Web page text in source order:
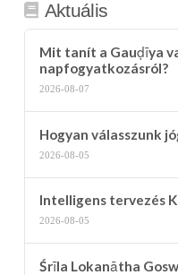
Aktuális
Mit tanít a Gauḍīya
napfogyatkozásról?
2026-08-07
Hogyan válasszunk
2026-08-05
Intelligens tervezés
2026-08-05
Śrīla Lokanātha